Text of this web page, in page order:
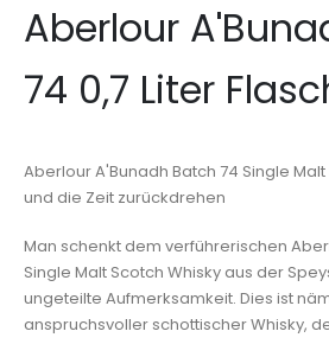
Aberlour
74 0,7 Liter
Aberlour A'Bunadh Batch 74 Single
und die Zeit zurückdrehen
Man schenkt dem verführerischen
Single Malt Scotch Whisky aus der
ungeteilte Aufmerksamkeit. Dies ist
anspruchsvoller schottischer Whisky,